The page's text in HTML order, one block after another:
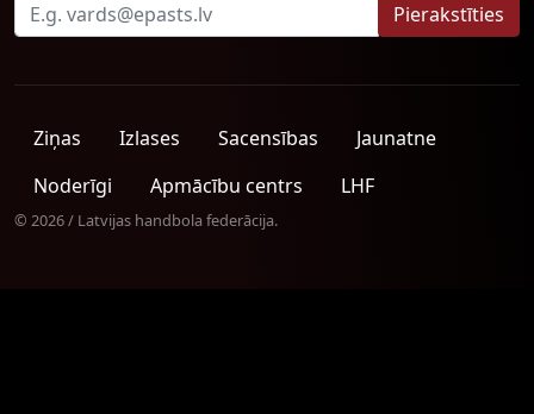
Ziņas Izlases Sacensības
Jaunatne
Noderīgi
Apmācību centrs LHF
© 2026 / Latvijas handbola federācija.